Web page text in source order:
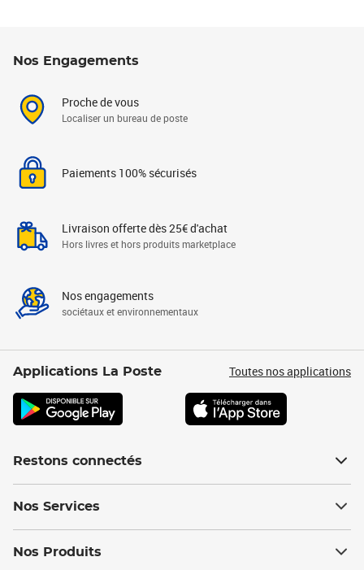
Nos Engagements
Proche de vous
Localiser un bureau de poste
Paiements 100% sécurisés
Livraison offerte dès 25€ d'achat
Hors livres et hors produits marketplace
Nos engagements
sociétaux et environnementaux
Applications La Poste Toutes nos applications
Restons connectés
Nos Services
Nos Produits